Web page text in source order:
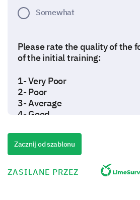
Somewhat
Please rate the quality of the
of the initial training:
1- Very Poor
2- Poor
3- Average
4- Good
Instruction
Zacznij od szablonu
ZASILANE PRZEZ